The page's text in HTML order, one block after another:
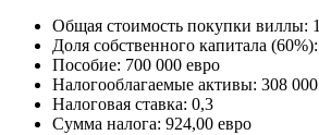
Общая стоимость покупки виллы:
Доля собственного капитала
Пособие: 700 000 евро
Налогооблагаемые активы: 308
Налоговая ставка: 0,3
Сумма налога: 924,00 евро